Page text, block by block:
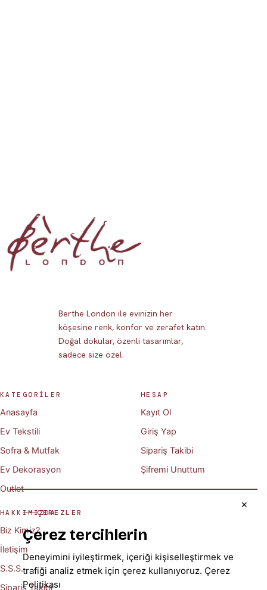
Berthe London ile evinizin her
köşesine renk, konfor ve zerafet katın.
Doğal dokular, özenli tasarımlar,
sadece size özel.
KATEGORİLER
Anasayfa
Ev Tekstili
Sofra & Mutfak
Ev Dekorasyon
Outlet
HESAP
Kayıt Ol
Giriş Yap
Sipariş Takibi
Şifremi Unuttum
HAKKIMIZDA
Biz Kimiz?
İletişim
S.S.S.
Sipariş Takibi
✕
ÇEREZLER
Çerez tercihlerin
Deneyimini iyileştirmek, içeriği kişiselleştirmek ve
trafiği analiz etmek için çerez kullanıyoruz. Çerez
Politikası